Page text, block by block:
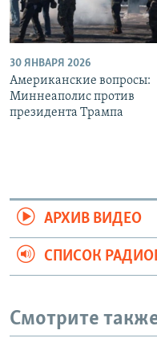
30 ЯНВАРЯ 2026
Американские вопросы:
Миннеаполис против
президента Трампа
АРХИВ ВИДЕО
СПИСОК
Смотрите